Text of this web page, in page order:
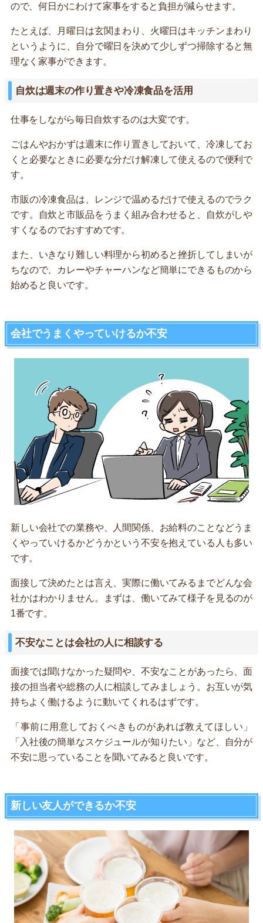
ので、何日かにわけて家事をすると負担が減らせます。
たとえば、月曜日は玄関まわり、火曜日はキッチンまわり
というように、自分で曜日を決めて少しずつ掃除すると無
理なく家事ができます。
自炊は週末の作り置きや冷凍食品を活用
仕事をしながら毎日自炊するのは大変です。
ごはんやおかずは週末に作り置きしておいて、冷凍してお
くと必要なときに必要な分だけ解凍して使えるので便利で
す。
市販の冷凍食品は、レンジで温めるだけで使えるのでラク
です。自炊と市販品をうまく組み合わせると、自炊がしや
すくなるのでおすすめです。
また、いきなり難しい料理から初めると挫折してしまいが
ちなので、カレーやチャーハンなど簡単にできるものから
始めると良いです。
会社でうまくやっていけるか不安
新しい会社での業務や、人間関係、お給料のことなどうま
くやっていけるかどうかという不安を抱えている人も多い
です。
面接して決めたとは言え、実際に働いてみるまでどんな会
社かはわかりません。まずは、働いてみて様子を見るのが
1番です。
不安なことは会社の人に相談する
面接では聞けなかった疑問や、不安なことがあったら、面
接の担当者や総務の人に相談してみましょう。お互いが気
持ちよく働けるように動いてくれるはずです。
「事前に用意しておくべきものがあれば教えてほしい」
「入社後の簡単なスケジュールが知りたい」など、自分が
不安に思っていることを聞いてみると良いです。
新しい友人ができるか不安